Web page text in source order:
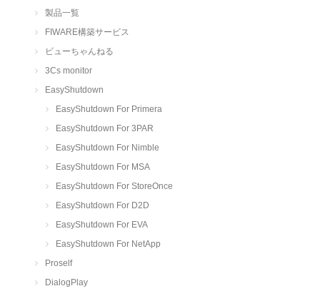
製品一覧
FIWARE構築サービス
ビューちゃんねる
3Cs monitor
EasyShutdown
EasyShutdown For Primera
EasyShutdown For 3PAR
EasyShutdown For Nimble
EasyShutdown For MSA
EasyShutdown For StoreOnce
EasyShutdown For D2D
EasyShutdown For EVA
EasyShutdown For NetApp
Proself
DialogPlay